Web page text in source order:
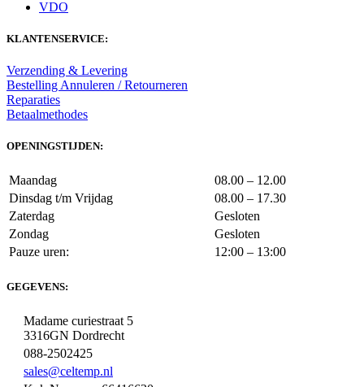
VDO
KLANTENSERVICE:
Verzending & Levering
Bestelling Annuleren / Retourneren
Reparaties
Betaalmethodes
OPENINGSTIJDEN:
Maandag
08.00 – 12.00
Dinsdag t/m Vrijdag
08.00 – 17.30
Zaterdag
Gesloten
Zondag
Gesloten
Pauze uren:
12:00 – 13:00
GEGEVENS:
Madame curiestraat 5
3316GN Dordrecht
088-2502425
sales@celtemp.nl